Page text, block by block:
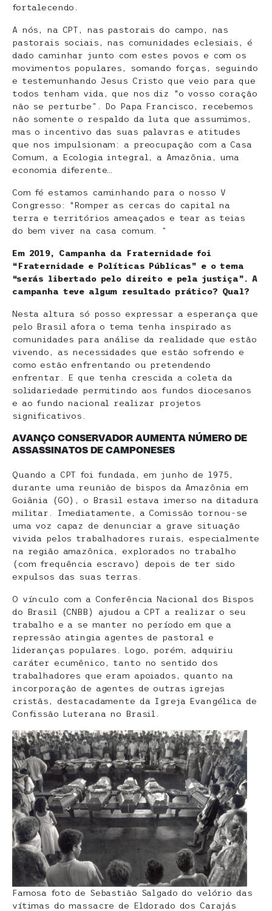
fortalecendo.
A nós, na CPT, nas pastorais do campo, nas
pastorais sociais, nas comunidades eclesiais, é
dado caminhar junto com estes povos e com os
movimentos populares, somando forças, seguindo
e testemunhando Jesus Cristo que veio para que
todos tenham vida, que nos diz “o vosso coração
não se perturbe”. Do Papa Francisco, recebemos
não somente o respaldo da luta que assumimos,
mas o incentivo das suas palavras e atitudes
que nos impulsionam: a preocupação com a Casa
Comum, a Ecologia integral, a Amazônia, uma
economia diferente…
Com fé estamos caminhando para o nosso V
Congresso: “Romper as cercas do capital na
terra e territórios ameaçados e tear as teias
do bem viver na casa comum. ”
Em 2019, Campanha da Fraternidade foi
“Fraternidade e Políticas Públicas” e o tema
“serás libertado pelo direito e pela justiça”. A
campanha teve algum resultado prático? Qual?
Nesta altura só posso expressar a esperança que
pelo Brasil afora o tema tenha inspirado as
comunidades para análise da realidade que estão
vivendo, as necessidades que estão sofrendo e
como estão enfrentando ou pretendendo
enfrentar. E que tenha crescida a coleta da
solidariedade permitindo aos fundos diocesanos
e ao fundo nacional realizar projetos
significativos.
AVANÇO CONSERVADOR AUMENTA NÚMERO DE
ASSASSINATOS DE CAMPONESES
Quando a CPT foi fundada, em junho de 1975,
durante uma reunião de bispos da Amazônia em
Goiânia (GO), o Brasil estava imerso na ditadura
militar. Imediatamente, a Comissão tornou-se
uma voz capaz de denunciar a grave situação
vivida pelos trabalhadores rurais, especialmente
na região amazônica, explorados no trabalho
(com frequência escravo) depois de ter sido
expulsos das suas terras.
O vínculo com a Conferência Nacional dos Bispos
do Brasil (CNBB) ajudou a CPT a realizar o seu
trabalho e a se manter no período em que a
repressão atingia agentes de pastoral e
lideranças populares. Logo, porém, adquiriu
caráter ecumênico, tanto no sentido dos
trabalhadores que eram apoiados, quanto na
incorporação de agentes de outras igrejas
cristãs, destacadamente da Igreja Evangélica de
Confissão Luterana no Brasil.
Famosa foto de Sebastião Salgado do velório das
vítimas do massacre de Eldorado dos Carajás